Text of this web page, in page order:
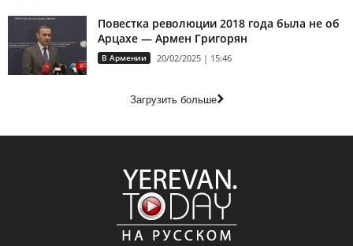
Повестка революции 2018 года была не об
Арцахе — Армен Григорян
В Армении 20/02/2025 | 15:46
Загрузить больше